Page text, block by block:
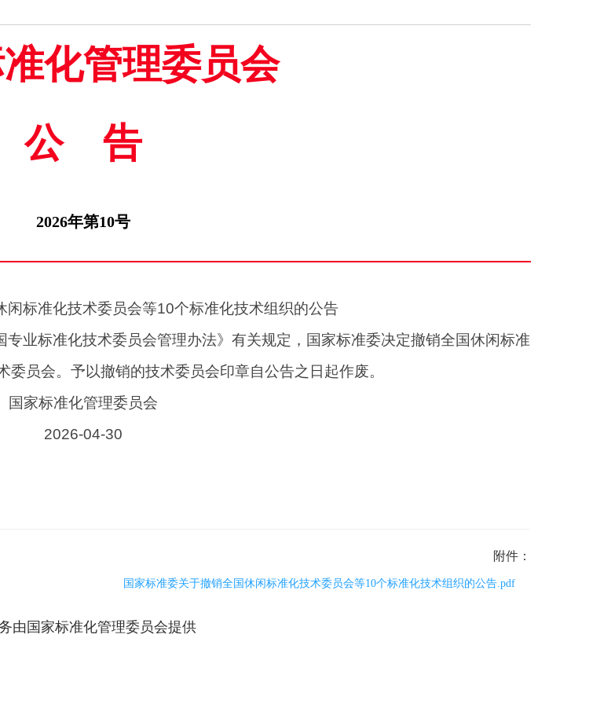
化管理委员会
公告
2026年第10号
闲标准化技术委员会等10个标准化技术组织的公告
业标准化技术委员会管理办法》有关规定，国家标准委决定撤销全国休闲标准
员会。予以撤销的技术委员会印章自公告之日起作废。
国家标准化管理委员会
2026-04-30
附件：
国家标准委关于撤销全国休闲标准化技术委员会等10个标准化技术组织的公告.pdf
由国家标准化管理委员会提供